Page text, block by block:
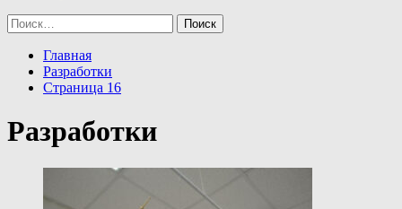
Найти:
Главная
Разработки
Страница 16
Разработки